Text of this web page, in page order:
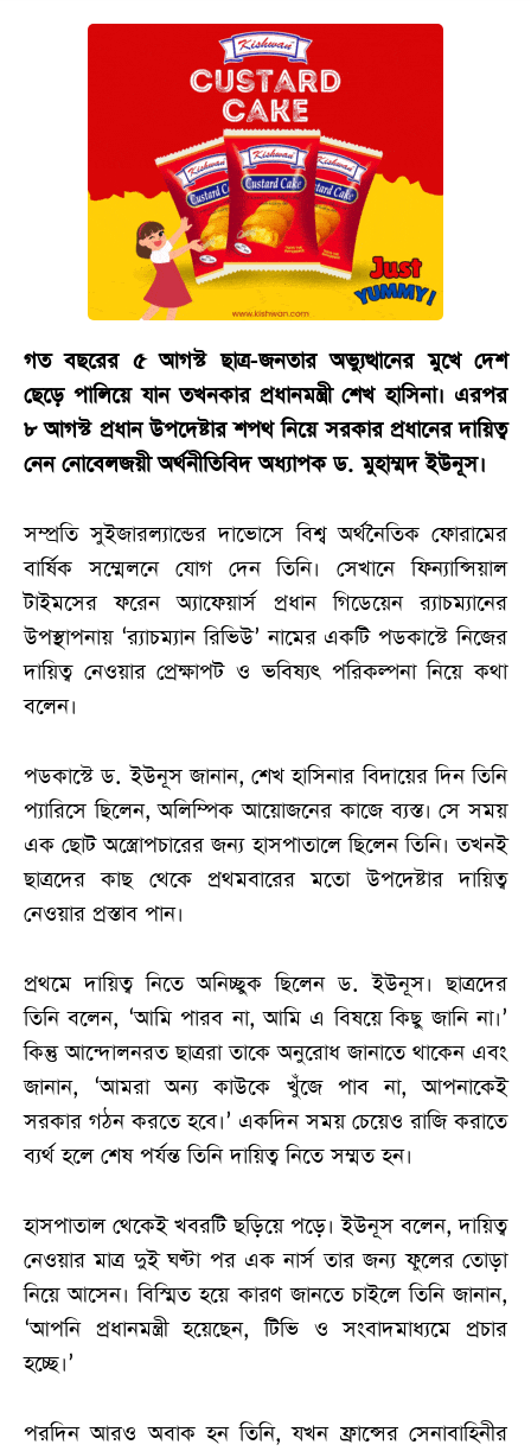
গত বছরের ৫ আগস্ট ছাত্র-জনতার অভ্যুত্থানের মুখে দেশ
ছেড়ে পালিয়ে যান তখনকার প্রধানমন্ত্রী শেখ হাসিনা। এরপর
৮ আগস্ট প্রধান উপদেষ্টার শপথ নিয়ে সরকার প্রধানের দায়িত্ব
নেন নোবেলজয়ী অর্থনীতিবিদ অধ্যাপক ড. মুহাম্মদ ইউনূস।
সম্প্রতি সুইজারল্যান্ডের দাভোসে বিশ্ব অর্থনৈতিক ফোরামের
বার্ষিক সম্মেলনে যোগ দেন তিনি। সেখানে ফিন্যান্সিয়াল
টাইমসের ফরেন অ্যাফেয়ার্স প্রধান গিডেয়েন র‌্যাচম্যানের
উপস্থাপনায় ‘র‌্যাচম্যান রিভিউ’ নামের একটি পডকাস্টে নিজের
দায়িত্ব নেওয়ার প্রেক্ষাপট ও ভবিষ্যৎ পরিকল্পনা নিয়ে কথা
বলেন।
পডকাস্টে ড. ইউনূস জানান, শেখ হাসিনার বিদায়ের দিন তিনি
প্যারিসে ছিলেন, অলিম্পিক আয়োজনের কাজে ব্যস্ত। সে সময়
এক ছোট অস্ত্রোপচারের জন্য হাসপাতালে ছিলেন তিনি। তখনই
ছাত্রদের কাছ থেকে প্রথমবারের মতো উপদেষ্টার দায়িত্ব
নেওয়ার প্রস্তাব পান।
প্রথমে দায়িত্ব নিতে অনিচ্ছুক ছিলেন ড. ইউনূস। ছাত্রদের
তিনি বলেন, ‘আমি পারব না, আমি এ বিষয়ে কিছু জানি না।’
কিন্তু আন্দোলনরত ছাত্ররা তাকে অনুরোধ জানাতে থাকেন এবং
জানান, ‘আমরা অন্য কাউকে খুঁজে পাব না, আপনাকেই
সরকার গঠন করতে হবে।’ একদিন সময় চেয়েও রাজি করাতে
ব্যর্থ হলে শেষ পর্যন্ত তিনি দায়িত্ব নিতে সম্মত হন।
হাসপাতাল থেকেই খবরটি ছড়িয়ে পড়ে। ইউনূস বলেন, দায়িত্ব
নেওয়ার মাত্র দুই ঘণ্টা পর এক নার্স তার জন্য ফুলের তোড়া
নিয়ে আসেন। বিস্মিত হয়ে কারণ জানতে চাইলে তিনি জানান,
‘আপনি প্রধানমন্ত্রী হয়েছেন, টিভি ও সংবাদমাধ্যমে প্রচার
হচ্ছে।’
পরদিন আরও অবাক হন তিনি, যখন ফ্রান্সের সেনাবাহিনীর